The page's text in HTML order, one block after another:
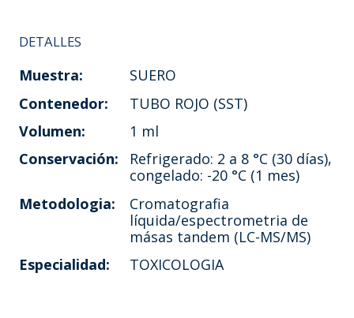
DETALLES
Muestra:
SUERO
Contenedor:
TUBO ROJO (SST)
Volumen:
1 ml
Conservación:
Refrigerado: 2 a 8 °C (30 días),
congelado: -20 °C (1 mes)
Metodologia:
Cromatografia
líquida/espectrometria de
másas tandem (LC-MS/MS)
Especialidad:
TOXICOLOGIA